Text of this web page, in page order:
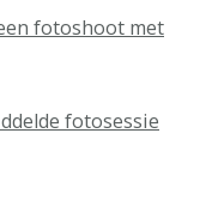
fotoshoot met
fotosessie